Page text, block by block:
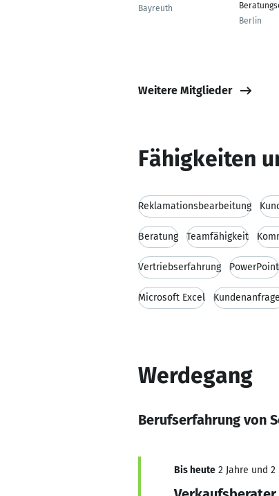
Bayreuth
Berlin
Weitere Mitglieder
Fähigkeiten
Reklamationsbearbeitung
Beratung Teamfähigkeit
Vertriebserfahrung PowerPoint
Microsoft Excel
Werdegang
Berufserfahrung von
Bis heute 2 Jahre und